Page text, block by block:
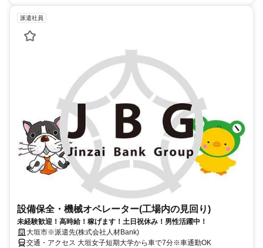
派遣社員
設備保全・機械オペレーター(工場内の見回り)
未経験歓迎！高時給！稼げます！土日祝休み！男性活躍中！
大垣市※派遣先(株式会社人材Bank)
交通・アクセス 大垣女子短期大学から車で7分※車通勤OK